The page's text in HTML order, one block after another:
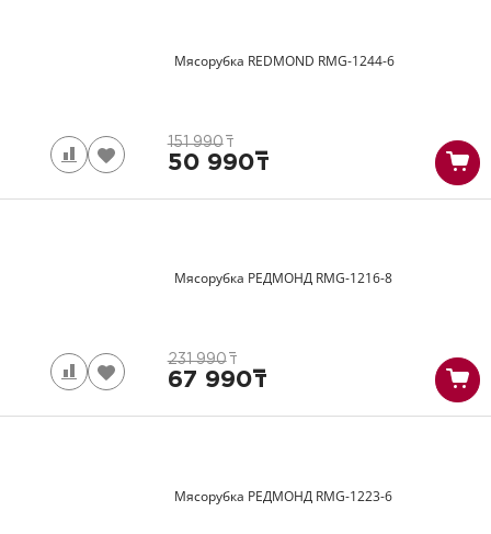
Мясорубка REDMOND RMG-1244-6
151 990 т
50 990т
Мясорубка РЕДМОНД RMG-1216-8
231 990 т
67 990т
Мясорубка РЕДМОНД RMG-1223-6